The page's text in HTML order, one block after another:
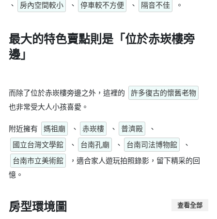
、
房內空間較小 、 停車較不方便 、 隔音不佳 。
最大的特色賣點則是「位於赤崁樓旁
邊」
而除了位於赤崁樓旁邊之外，這裡的
許多復古的懷舊老物
也非常受大人小孩喜愛。
附近擁有 媽祖廟 、 赤崁樓 、 普濟殿
、
國立台灣文學館
、 台南孔廟 、 台南司法博物館
、
台南市立美術館
，適合家人遊玩拍照錄影，留下精采的回
憶。
房型環境圖 查看全部